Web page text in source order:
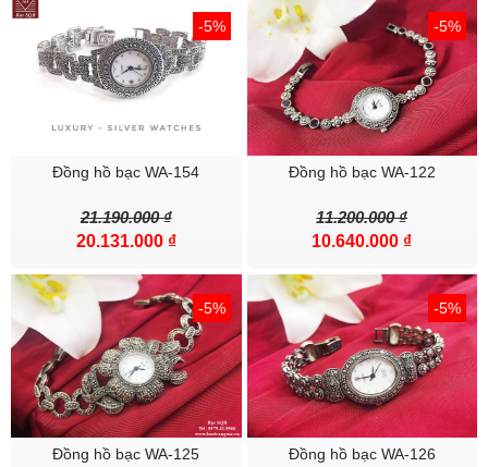
Mời bạn tham khảo cảm nhận của khách hàng về sản phẩm
https://bit.ly/2u0Y1kO
Rất nhiều diễn viên nổi tiếng đã mua sản phẩm của Bạc SQB vì lý
do sản phẩm vô cùng độc lạ tinh xảo không đụng hàng: Vân Hugo,
Cường SEVEN, Hotgirl Thúy Vi ... và 1 số diễn viên điện ảnh khác
-5%
Đồng hồ bạc WA-154
21.190.000 ₫
20.131.000 ₫
-5%
Đồng hồ bạc WA-122
11.200.000 ₫
10.640.000 ₫
-5%
Đồng hồ bạc WA-125
-5%
Đồng hồ bạc WA-126